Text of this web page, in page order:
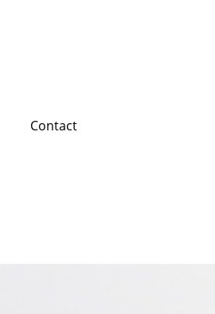
Contact